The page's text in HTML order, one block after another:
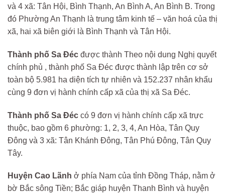
và 4 xã: Tân Hội, Bình Thạnh, An Bình A, An Bình B. Trong
đó Phường An Thạnh là trung tâm kinh tế – văn hoá của thị
xã, hai xã biên giới là Bình Thạnh và Tân Hội.
Thành phố Sa Đéc được thành Theo nội dung Nghị quyết
chính phủ , thành phố Sa Đéc được thành lập trên cơ sở
toàn bộ 5.981 ha diện tích tự nhiên và 152.237 nhân khẩu
cùng 9 đơn vị hành chính cấp xã của thị xã Sa Đéc.
Thành phố Sa Đéc có 9 đơn vị hành chính cấp xã trực
thuộc, bao gồm 6 phường: 1, 2, 3, 4, An Hòa, Tân Quy
Đông và 3 xã: Tân Khánh Đông, Tân Phú Đông, Tân Quy
Tây.
Huyện Cao Lãnh ở phía Nam của tỉnh Đồng Tháp, nằm ở
bờ Bắc sông Tiền; Bắc giáp huyện Thanh Bình và huyện